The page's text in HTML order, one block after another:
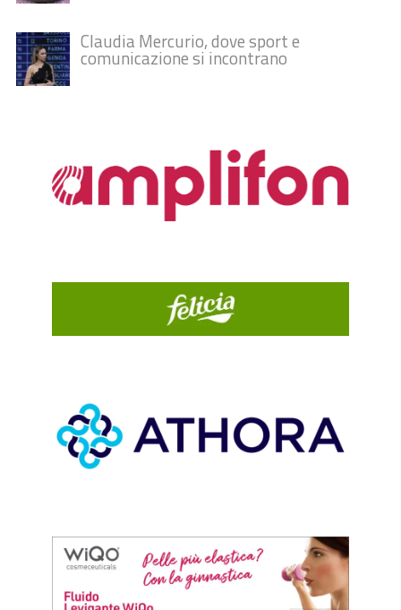
Claudia Mercurio, dove sport e
comunicazione si incontrano